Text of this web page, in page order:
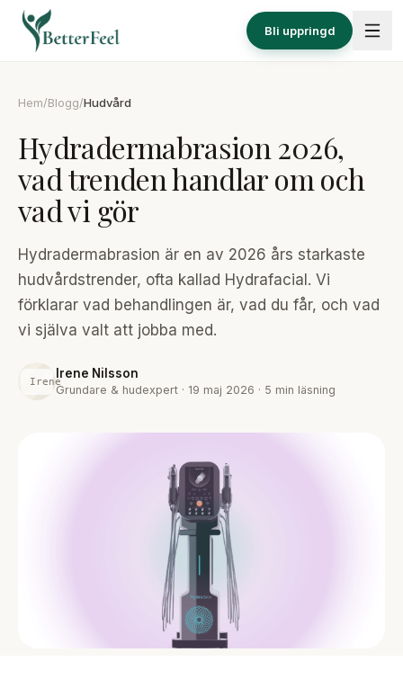
Hoppa till innehåll
Bli uppringd
Hem/Blogg/Hudvård
Hydradermabrasion 2026,
vad trenden handlar om och
vad vi gör
Hydradermabrasion är en av 2026 års starkaste
hudvårdstrender, ofta kallad Hydrafacial. Vi
förklarar vad behandlingen är, vad du får, och vad
vi själva valt att jobba med.
Irene
Irene Nilsson
Grundare & hudexpert · 19 maj 2026 · 5 min läsning